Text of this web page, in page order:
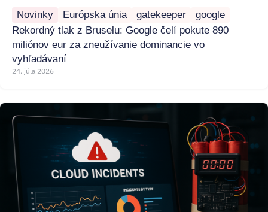
Novinky Európska únia gatekeeper
google
Rekordný tlak z Bruselu: Google čelí pokute 890
miliónov eur za zneužívanie dominancie vo
vyhľadávaní
24. júla 2026